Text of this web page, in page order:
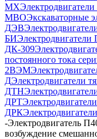
MX
MBOЭкскаваторные
ДЭВ
БИ
ДК-309
постоянного тока
2ВЭМ
ДЭлектродвигатели
ДТН
ДРТ
ДРК
-Электродвигатель
возбуждение